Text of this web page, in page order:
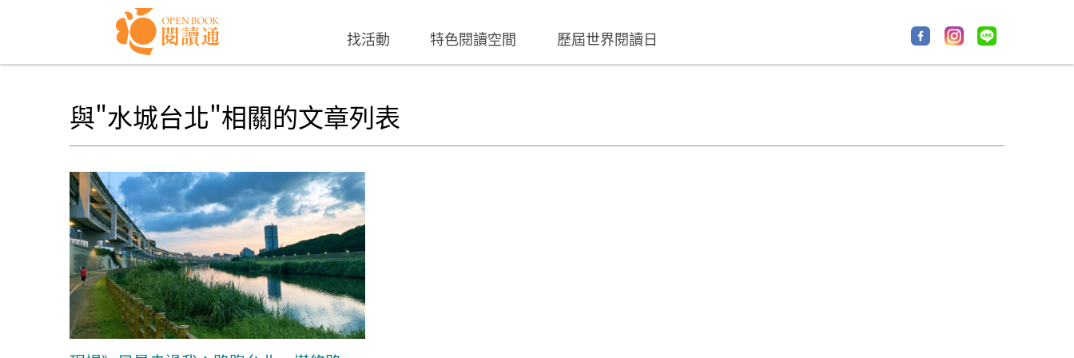
找活動 特色閱讀空間 歷屆世界閱讀日
與"水城台北"相關的文章列表